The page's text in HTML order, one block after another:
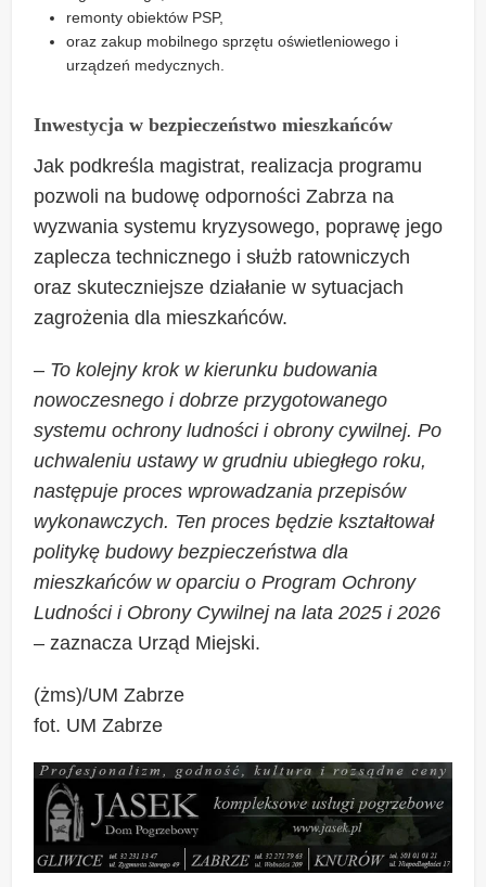
remonty obiektów PSP,
oraz zakup mobilnego sprzętu oświetleniowego i
urządzeń medycznych.
Inwestycja w bezpieczeństwo mieszkańców
Jak podkreśla magistrat, realizacja programu
pozwoli na budowę odporności Zabrza na
wyzwania systemu kryzysowego, poprawę jego
zaplecza technicznego i służb ratowniczych
oraz skuteczniejsze działanie w sytuacjach
zagrożenia dla mieszkańców.
– To kolejny krok w kierunku budowania
nowoczesnego i dobrze przygotowanego
systemu ochrony ludności i obrony cywilnej. Po
uchwaleniu ustawy w grudniu ubiegłego roku,
następuje proces wprowadzania przepisów
wykonawczych. Ten proces będzie kształtował
politykę budowy bezpieczeństwa dla
mieszkańców w oparciu o Program Ochrony
Ludności i Obrony Cywilnej na lata 2025 i 2026
– zaznacza Urząd Miejski.
(żms)/UM Zabrze
fot. UM Zabrze